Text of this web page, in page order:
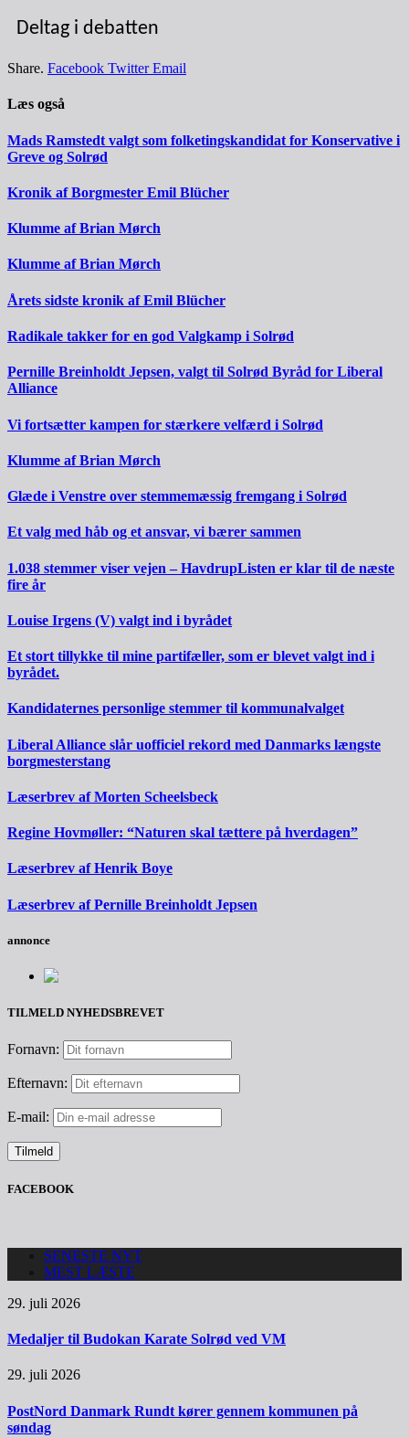
Deltag i debatten
Share. Facebook Twitter Email
Læs også
Mads Ramstedt valgt som folketingskandidat for Konservative i
Greve og Solrød
Kronik af Borgmester Emil Blücher
Klumme af Brian Mørch
Klumme af Brian Mørch
Årets sidste kronik af Emil Blücher
Radikale takker for en god Valgkamp i Solrød
Pernille Breinholdt Jepsen, valgt til Solrød Byråd for Liberal
Alliance
Vi fortsætter kampen for stærkere velfærd i Solrød
Klumme af Brian Mørch
Glæde i Venstre over stemmemæssig fremgang i Solrød
Et valg med håb og et ansvar, vi bærer sammen
1.038 stemmer viser vejen – HavdrupListen er klar til de næste
fire år
Louise Irgens (V) valgt ind i byrådet
Et stort tillykke til mine partifæller, som er blevet valgt ind i
byrådet.
Kandidaternes personlige stemmer til kommunalvalget
Liberal Alliance slår uofficiel rekord med Danmarks længste
borgmesterstang
Læserbrev af Morten Scheelsbeck
Regine Hovmøller: “Naturen skal tættere på hverdagen”
Læserbrev af Henrik Boye
Læserbrev af Pernille Breinholdt Jepsen
annonce
TILMELD NYHEDSBREVET
Fornavn:
Efternavn:
E-mail:
FACEBOOK
SENESTE NYT
MEST LÆSTE
29. juli 2026
Medaljer til Budokan Karate Solrød ved VM
29. juli 2026
PostNord Danmark Rundt kører gennem kommunen på
søndag